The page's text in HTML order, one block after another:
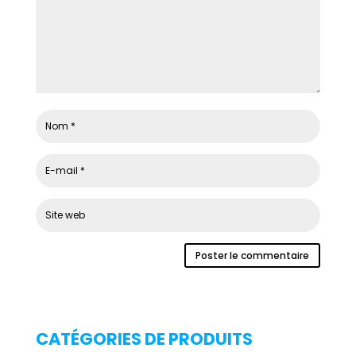
CATÉGORIES DE PRODUITS